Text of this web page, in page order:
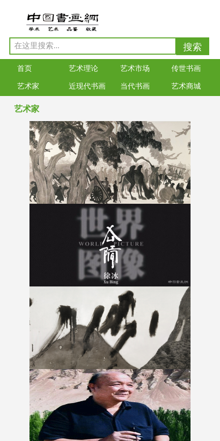
首页 艺术理论 艺术市场 传世书画
艺术家 近现代书画 当代书画 艺术商城
艺术家